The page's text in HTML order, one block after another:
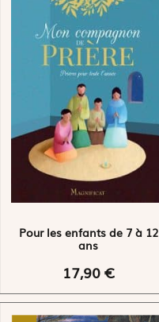
Pour les enfants de 7 à 12
ans
17,90 €